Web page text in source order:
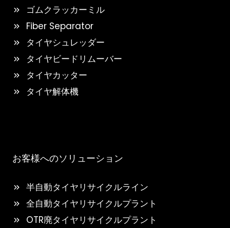
ゴムクラッカーミル
Fiber Separator
タイヤシュレッダー
タイヤビードリムーバー
タイヤカッター
タイヤ解体機
お客様へのソリューション
半自動タイヤリサイクルライン
全自動タイヤリサイクルプラント
OTR廃タイヤリサイクルプラント